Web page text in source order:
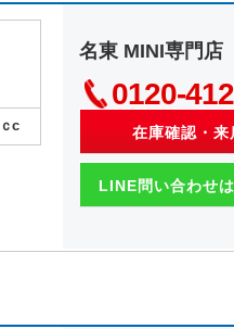
ｃc
名東 MINI専門店
0120-
在庫確認・
LINE問い合わせ